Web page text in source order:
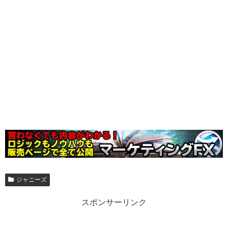
ジャニーズ
スポンサーリンク